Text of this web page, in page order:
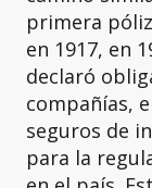
primera
en 1917, en
declaró
compañías,
seguros de
para la